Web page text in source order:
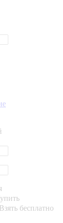
бесплатно